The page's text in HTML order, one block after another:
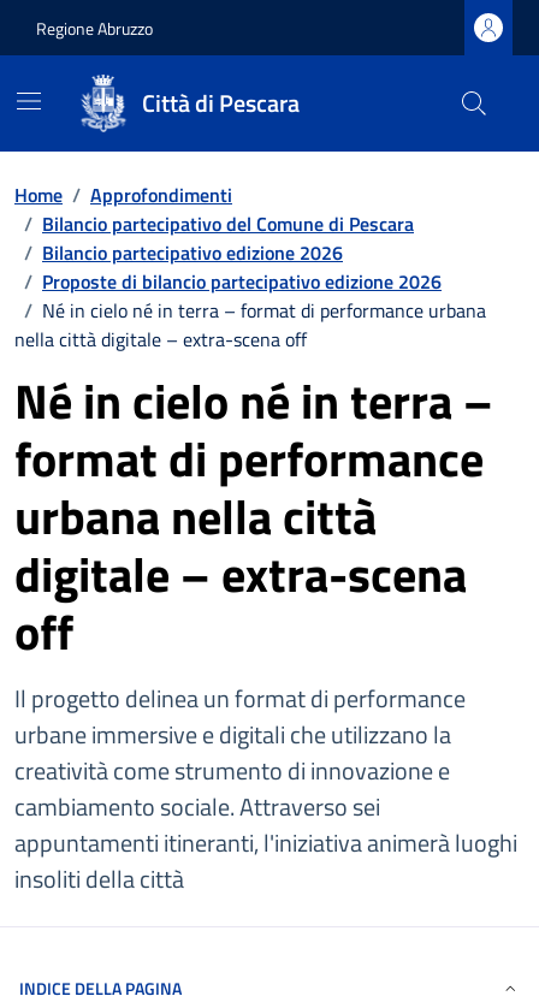
Regione Abruzzo
Città di Pescara
Home / Approfondimenti
/ Bilancio partecipativo del Comune di Pescara
/ Bilancio partecipativo edizione 2026
/ Proposte di bilancio partecipativo edizione 2026
/ Né in cielo né in terra – format di performance urbana
nella città digitale – extra-scena off
Né in cielo né in terra –
format di performance
urbana nella città
digitale – extra-scena
off
Il progetto delinea un format di performance
urbane immersive e digitali che utilizzano la
creatività come strumento di innovazione e
cambiamento sociale. Attraverso sei
appuntamenti itineranti, l'iniziativa animerà luoghi
insoliti della città
INDICE DELLA PAGINA